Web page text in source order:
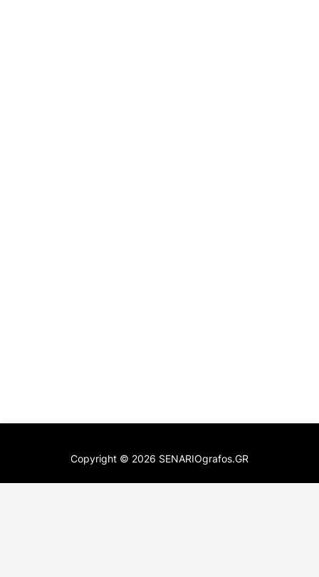
Copyright © 2026 SENARIOgrafos.GR